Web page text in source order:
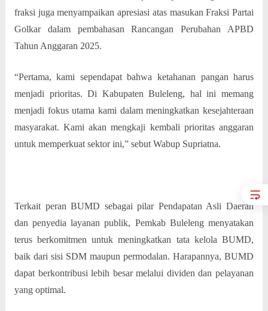
fraksi juga menyampaikan apresiasi atas masukan Fraksi Partai
Golkar dalam pembahasan Rancangan Perubahan APBD
Tahun Anggaran 2025.
“Pertama, kami sependapat bahwa ketahanan pangan harus
menjadi prioritas. Di Kabupaten Buleleng, hal ini memang
menjadi fokus utama kami dalam meningkatkan kesejahteraan
masyarakat. Kami akan mengkaji kembali prioritas anggaran
untuk memperkuat sektor ini,” sebut Wabup Supriatna.
Terkait peran BUMD sebagai pilar Pendapatan Asli Daerah
dan penyedia layanan publik, Pemkab Buleleng menyatakan
terus berkomitmen untuk meningkatkan tata kelola BUMD,
baik dari sisi SDM maupun permodalan. Harapannya, BUMD
dapat berkontribusi lebih besar melalui dividen dan pelayanan
yang optimal.